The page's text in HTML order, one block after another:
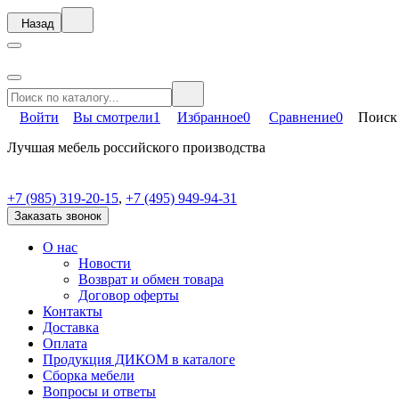
Назад
Войти Вы смотрели1 Избранное0 Сравнение0 Поиск
Лучшая мебель российского производства
+7 (985) 319-20-15, +7 (495) 949-94-31
Заказать звонок
О нас
Новости
Возврат и обмен товара
Договор оферты
Контакты
Доставка
Оплата
Продукция ДИКОМ в каталоге
Сборка мебели
Вопросы и ответы